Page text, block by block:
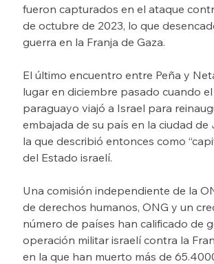
fueron capturados en el ataque
de octubre de 2023, lo que
guerra en la Franja de Gaza.
El último encuentro entre Peña y
lugar en diciembre pasado cuando
paraguayo viajó a Israel para
embajada de su país en la ciudad de
la que describió entonces como
del Estado israelí.
Una comisión independiente de la
de derechos humanos, ONG y un
número de países han calificado de
operación militar israelí contra la
en la que han muerto más de